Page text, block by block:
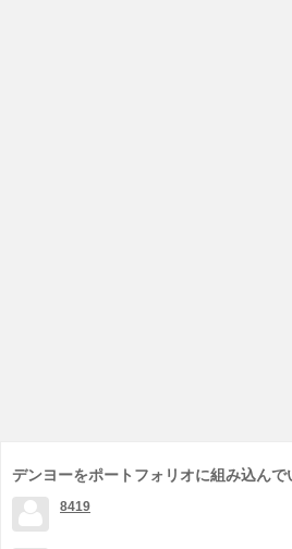
デンヨーをポートフォリオに組み込んで
8419